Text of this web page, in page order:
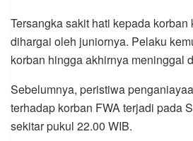
Tersangka sakit hati kepada
dihargai oleh juniornya. Pelaku
korban hingga akhirnya meninggal
Sebelumnya, peristiwa
terhadap korban FWA terjadi pada
sekitar pukul 22.00 WIB.